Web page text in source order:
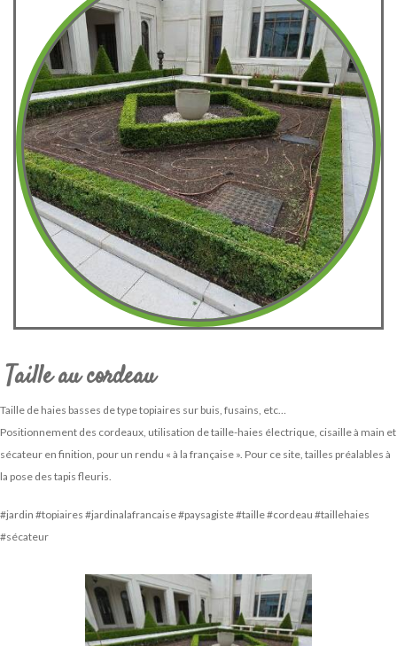
Taille au cordeau
Taille de haies basses de type topiaires sur buis, fusains, etc…
Positionnement des cordeaux, utilisation de taille-haies électrique, cisaille à main et
sécateur en finition, pour un rendu « à la française ». Pour ce site, tailles préalables à
la pose des tapis fleuris.
#jardin #topiaires #jardinalafrancaise #paysagiste #taille #cordeau #taillehaies
#sécateur